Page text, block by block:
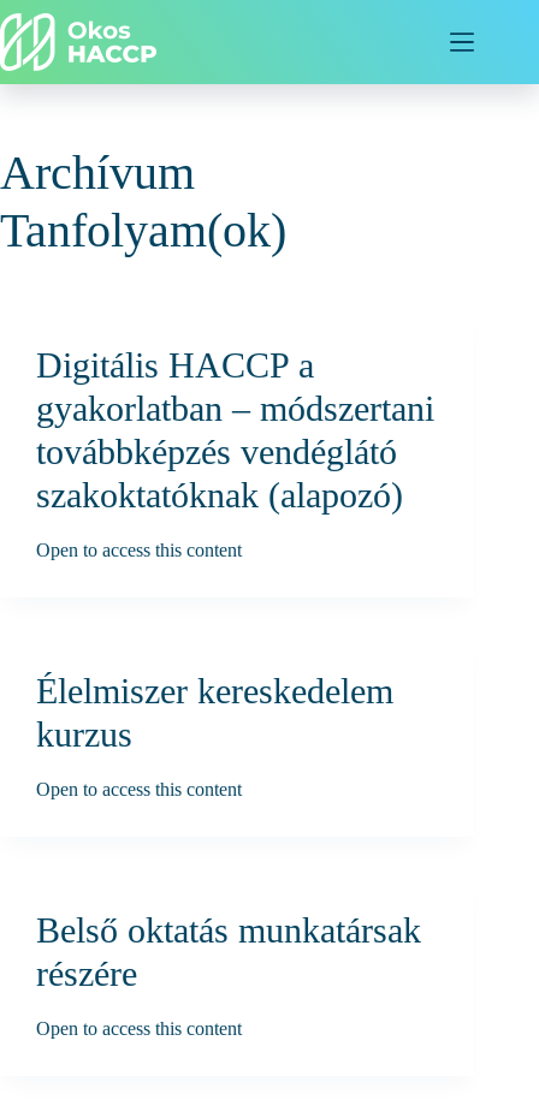
Archívum
Tanfolyam(ok)
Digitális HACCP a
gyakorlatban – módszertani
továbbképzés vendéglátó
szakoktatóknak (alapozó)
Open to access this content
Élelmiszer kereskedelem
kurzus
Open to access this content
Belső oktatás munkatársak
részére
Open to access this content